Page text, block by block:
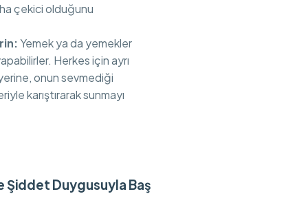
çekici olduğunu
Yemek ya da yemekler
Herkes için ayrı
onun sevmediği
karıştırarak sunmayı
Şiddet Duygusuyla Baş